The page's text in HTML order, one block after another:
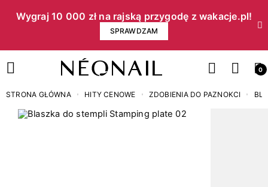
Wygraj 10 000 zł na rajską przygodę z wakacje.pl!​
SPRAWDZAM
0
STRONA GŁÓWNA HITY CENOWE ZDOBIENIA DO PAZNOKCI